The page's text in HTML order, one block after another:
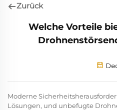
Zurück
Welche Vorteile
Moderne
Lösungen, und unbefugte